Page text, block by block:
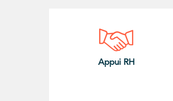
Appui RH